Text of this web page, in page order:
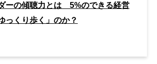
ーの傾聴力とは 5%のできる経営
っくり歩く」のか？